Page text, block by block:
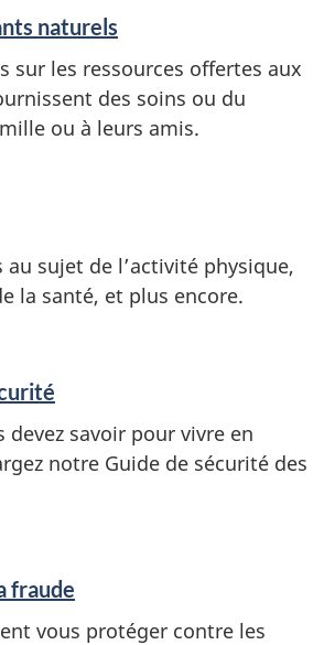
naturels
sur les ressources offertes aux
des soins ou du
ou à leurs amis.
au sujet de l’activité physique,
la santé, et plus encore.
devez savoir pour vivre en
notre Guide de sécurité des
fraude
vous protéger contre les